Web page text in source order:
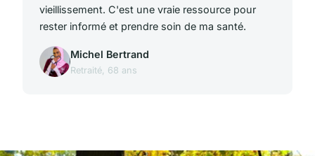
vieillissement. C'est une vraie ressource pour
rester informé et prendre soin de ma santé.
Michel Bertrand
Retraité, 68 ans